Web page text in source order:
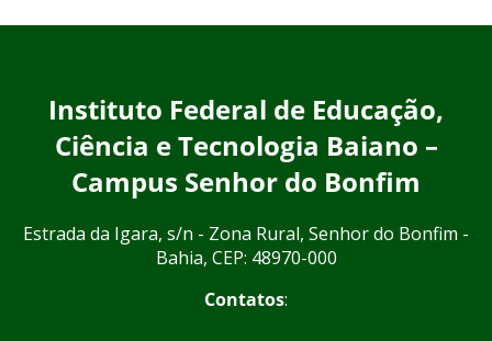
Instituto Federal de Educação,
Ciência e Tecnologia Baiano –
Campus Senhor do Bonfim
Estrada da Igara, s/n - Zona Rural, Senhor do Bonfim -
Bahia, CEP: 48970-000
Contatos: